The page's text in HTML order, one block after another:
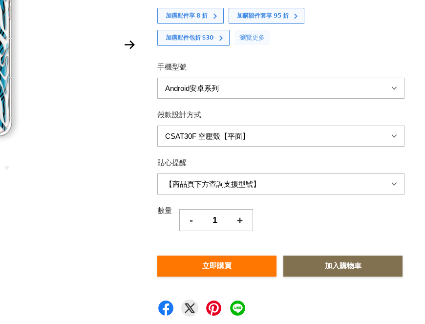
加購配件享 𝟴 折 加購證件套享 𝟵𝟱 折
加購配件包折 $𝟯𝟬 瀏覽更多
手機型號
殼款設計方式
貼心提醒
數量
- +
立即購買 加入購物車